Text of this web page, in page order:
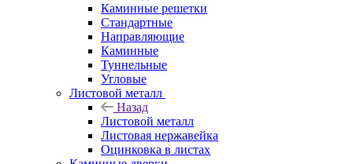
Каминные решетки
Стандартные
Направляющие
Каминные
Туннельные
Угловые
Листовой металл
Назад
Листовой металл
Листовая нержавейка
Оцинковка в листах